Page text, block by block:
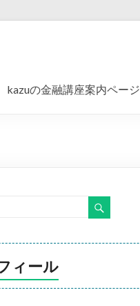
kazuの金融講座案内ページ
ィール